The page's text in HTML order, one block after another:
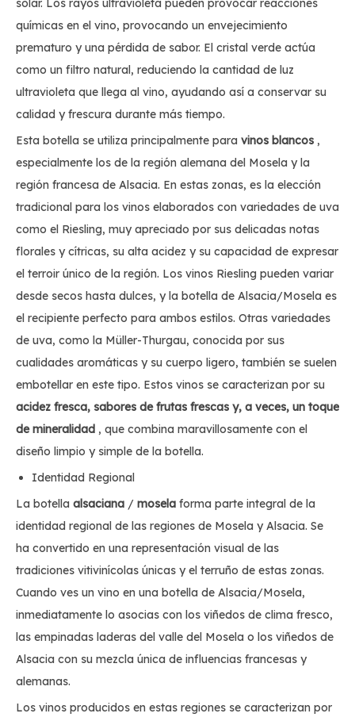
químicas en el vino, provocando un envejecimiento
prematuro y una pérdida de sabor. El cristal verde actúa
como un filtro natural, reduciendo la cantidad de luz
ultravioleta que llega al vino, ayudando así a conservar su
calidad y frescura durante más tiempo.
Esta botella se utiliza principalmente para vinos blancos ,
especialmente los de la región alemana del Mosela y la
región francesa de Alsacia. En estas zonas, es la elección
tradicional para los vinos elaborados con variedades de uva
como el Riesling, muy apreciado por sus delicadas notas
florales y cítricas, su alta acidez y su capacidad de expresar
el terroir único de la región. Los vinos Riesling pueden variar
desde secos hasta dulces, y la botella de Alsacia/Mosela es
el recipiente perfecto para ambos estilos. Otras variedades
de uva, como la Müller-Thurgau, conocida por sus
cualidades aromáticas y su cuerpo ligero, también se suelen
embotellar en este tipo. Estos vinos se caracterizan por su
acidez fresca, sabores de frutas frescas y, a veces, un toque
de mineralidad , que combina maravillosamente con el
diseño limpio y simple de la botella.
Identidad Regional
La botella alsaciana / mosela forma parte integral de la
identidad regional de las regiones de Mosela y Alsacia. Se
ha convertido en una representación visual de las
tradiciones vitivinícolas únicas y el terruño de estas zonas.
Cuando ves un vino en una botella de Alsacia/Mosela,
inmediatamente lo asocias con los viñedos de clima fresco,
las empinadas laderas del valle del Mosela o los viñedos de
Alsacia con su mezcla única de influencias francesas y
alemanas.
Los vinos producidos en estas regiones se caracterizan por